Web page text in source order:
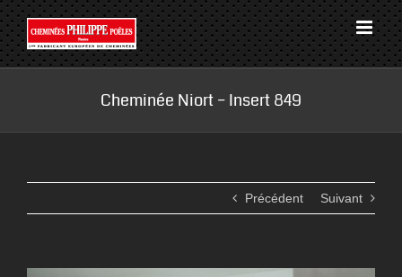
Passer
au
contenu
Cheminée Niort – Insert 849
Précédent Suivant